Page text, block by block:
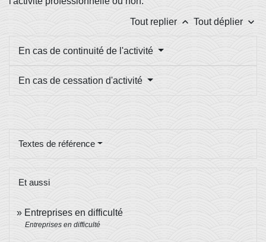
Tout replier keyboard_arrow_up Tout déplier keyboard_arrow_down
En cas de continuité de l'activité
En cas de cessation d'activité
Textes de référence
Et aussi
Entreprises en difficulté
Entreprises en difficulté